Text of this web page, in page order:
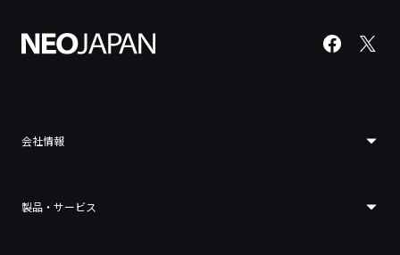
会社情報
製品・サービス